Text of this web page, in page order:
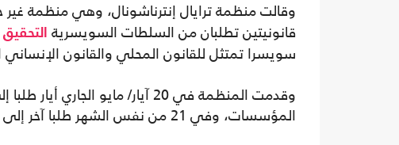
وقالت منظمة ترايال إنترناشونال، وهي منظمة غير
قانونيتين تطلبان من السلطات السويسرية
التحقيق
سويسرا تمتثل للقانون المحلي والقانون الإنساني
وقدمت المنظمة في 20 آيار/ مايو
المؤسسات، وفي 21 من نفس الشهر طلبا آخر إلى وزارة الخارجية الاتحادية.